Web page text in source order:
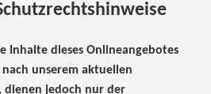
Inhalte dieses Onlineangebotes
unserem aktuellen
dienen jedoch nur der